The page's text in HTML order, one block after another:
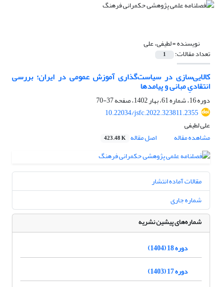
نویسنده =لطیفی، علی
تعداد مقالات: 1
کالایی‌سازی در سیاست‌گذاری آموزش عمومی در ایران؛ بررسی
انتقادیِ مبانی و پیامدها
دوره 16، شماره 61، بهار 1402، صفحه
37-70
10.22034/jsfc.2022.323811.2355
علی لطیفی
مشاهده مقاله
اصل مقاله 423.48 K
مقالات آماده انتشار
شماره جاری
شماره‌های پیشین نشریه
دوره 18 (1404)
دوره 17 (1403)